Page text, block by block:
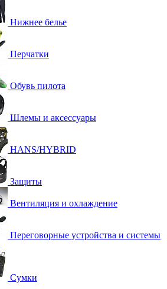
Нижнее белье
Перчатки
Обувь пилота
Шлемы и аксессуары
HANS/HYBRID
Защиты
Вентиляция и охлаждение
Переговорные устройства и системы
Сумки